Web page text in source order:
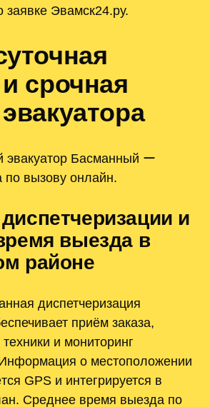
заявке Эвамск24.ру.
срочная
эвакуатор Басманный ー
по вызову онлайн.
и
выезда в
районе
диспетчеризация
приём заказа,
и мониторинг
о местоположении
GPS и интегрируется в
Среднее время выезда по